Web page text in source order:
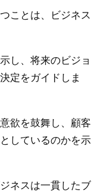
ことは、ビジネス
し、将来のビジョ
定をガイドしま
欲を鼓舞し、顧客
しているのかを示
ネスは一貫したブ